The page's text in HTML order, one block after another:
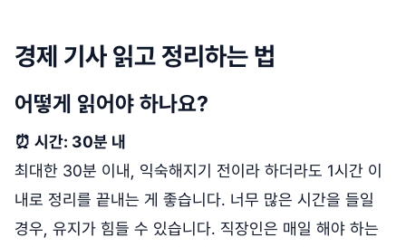
경제 기사 읽고 정리하는 법
어떻게 읽어야 하나요?
⏰ 시간: 30분 내
최대한 30분 이내, 익숙해지기 전이라 하더라도 1시간 이
내로 정리를 끝내는 게 좋습니다. 너무 많은 시간을 들일
경우, 유지가 힘들 수 있습니다. 직장인은 매일 해야 하는